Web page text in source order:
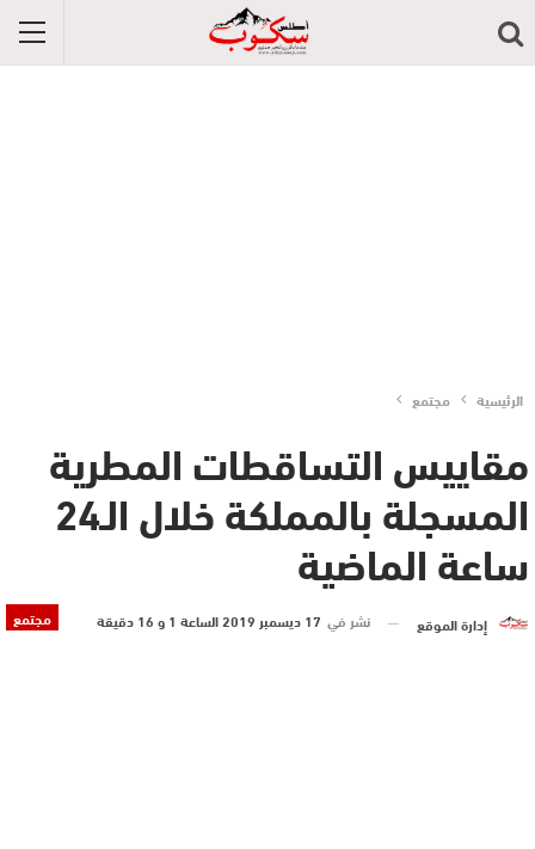
الرئيسية مجتمع
مقاييس التساقطات المطرية
المسجلة بالمملكة خلال الـ24
ساعة الماضية
مجتمع إدارة الموقع نشر في 17 ديسمبر 2019 الساعة 1 و 16 دقيقة